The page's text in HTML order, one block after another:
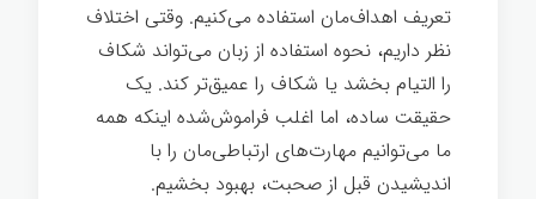
تعریف اهداف‌مان استفاده می‌کنیم. وقتی اختلاف
نظر داریم، نحوه استفاده از زبان می‌تواند شکاف
را التیام بخشد یا شکاف را عمیق‌تر کند. یک
حقیقت ساده، اما اغلب فراموش‌شده اینکه همه
ما می‌توانیم مهارت‌های ارتباطی‌مان را با
اندیشیدن قبل از صحبت، بهبود بخشیم.